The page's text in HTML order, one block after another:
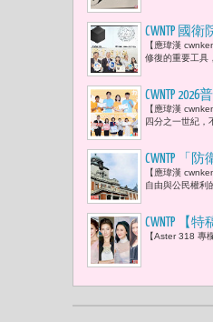
CWNTP 國
產十億顆
【應瑋漢
修復的重要工具
CWNTP
「​在這個
【應瑋漢
四分之一世紀，
CWNTP 「
聯邦憲法
【應瑋漢
自由與公民權利
CWNTP 【
亞洲版奧
【Aster 318 專